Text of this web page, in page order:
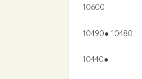
10600
10490● 10480
10440●